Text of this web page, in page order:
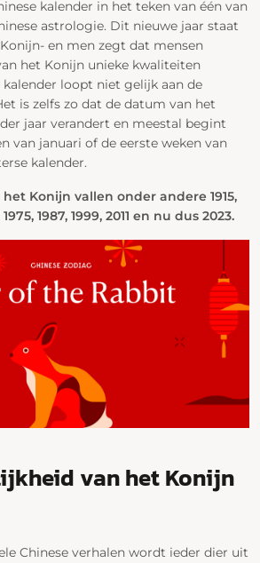
kalender in het teken van één van
astrologie. Dit nieuwe jaar staat
en men zegt dat mensen
het Konijn unieke kwaliteiten
kalender loopt niet gelijk aan de
is zelfs zo dat de datum van het
jaar verandert en meestal begint
van januari of de eerste weken van
kalender.
Konijn vallen onder andere 1915,
1975, 1987, 1999, 2011 en nu dus 2023.
van het Konijn
Chinese verhalen wordt ieder dier uit